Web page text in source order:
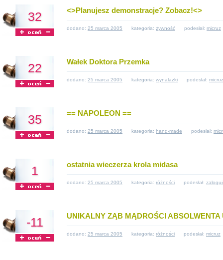
32 <>Planujesz demonstracje? Zobacz!<>
dodano: 25 marca 2005 kategoria: żywność podesłał: micruz
22 Wałek Doktora Przemka
dodano: 25 marca 2005 kategoria: wynalazki podesłał: micruz
35 == NAPOLEON ==
dodano: 25 marca 2005 kategoria: hand-made podesłał:
1 ostatnia wieczerza krola midasa
dodano: 25 marca 2005 kategoria: różności podesłał:
-11 UNIKALNY ZĄB MĄDROŚCI ABSOLWENTA
dodano: 25 marca 2005 kategoria: różności podesłał: micruz